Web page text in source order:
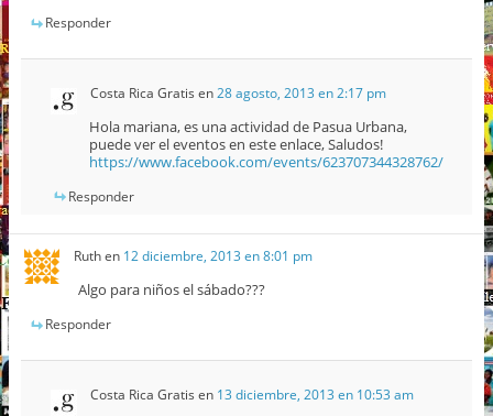
Responder
Costa Rica Gratis en28 agosto, 2013 en 2:17 pm
Hola mariana, es una actividad de Pasua Urbana,
puede ver el eventos en este enlace, Saludos!
https://www.facebook.com/events/623707344328762/
Responder
Ruthen 12 diciembre, 2013 en 8:01 pm
Algo para niños el sábado???
Responder
Costa Rica Gratis en 13 diciembre, 2013 en 10:53 am